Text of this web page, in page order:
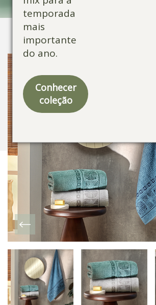
temporada
mais
importante
do ano.
Conhecer
coleção